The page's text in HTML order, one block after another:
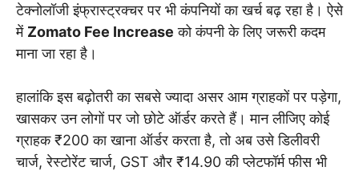
टेक्नोलॉजी इंफ्रास्ट्रक्चर पर भी कंपनियों का खर्च बढ़ रहा है। ऐसे
में Zomato Fee Increase को कंपनी के लिए जरूरी कदम
माना जा रहा है।
हालांकि इस बढ़ोतरी का सबसे ज्यादा असर आम ग्राहकों पर पड़ेगा,
खासकर उन लोगों पर जो छोटे ऑर्डर करते हैं। मान लीजिए कोई
ग्राहक ₹200 का खाना ऑर्डर करता है, तो अब उसे डिलीवरी
चार्ज, रेस्टोरेंट चार्ज, GST और ₹14.90 की प्लेटफॉर्म फीस भी